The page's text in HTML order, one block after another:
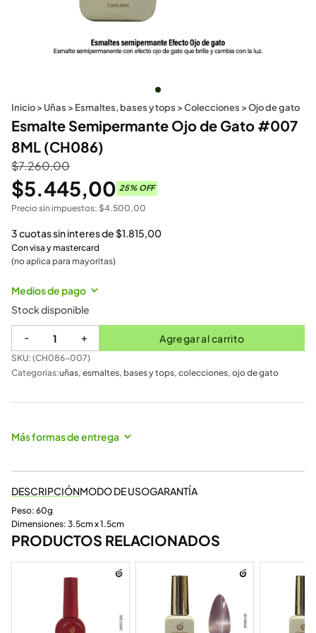
Inicio> Uñas > Esmaltes, bases y tops >Colecciones >Ojo de gato
Esmalte Semipermante Ojo de Gato #007
8ML (CH086)
$7.260,00
$5.445,00 25% OFF
Precio sin impuestos: $4.500,00
3 cuotas sin interes de$1.815,00
Con visa y mastercard
(no aplica para mayoritas)
Medios de pago
Stock disponible
- + Agregar al carrito
SKU: (CH086-007)
Categorias:uñas, esmaltes, bases y tops, colecciones, ojo de gato
Más formas de entrega
DESCRIPCIÓNMODO DE USOGARANTÍA
Peso: 60g
Dimensiones: 3.5cm x 1.5cm
PRODUCTOS RELACIONADOS